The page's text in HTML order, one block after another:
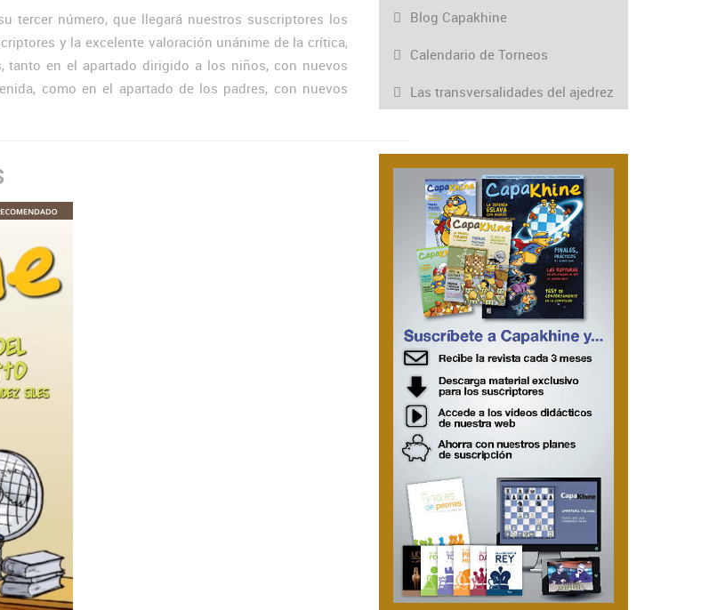
tercer número, que llegará nuestros suscriptores los
y la excelente valoración unánime de la crítica,
tanto en el apartado dirigido a los niños, con nuevos
como en el apartado de los padres, con nuevos
Blog Capakhine
Calendario de Torneos
Las transversalidades del ajedrez